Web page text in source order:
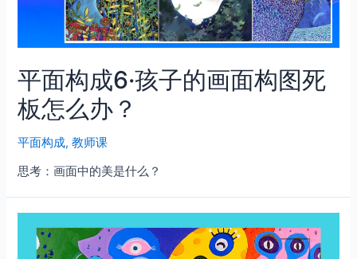
平面构成6·孩子的画面构图死
板怎么办？
平面构成,教师课
思考：画面中的美是什么？